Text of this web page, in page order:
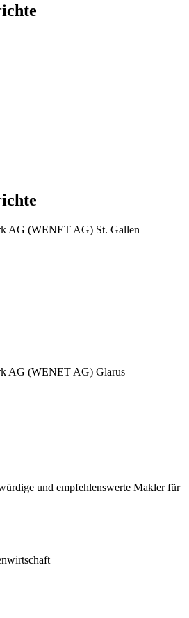
AG (WENET AG) St. Gallen
AG (WENET AG) Glarus
und empfehlenswerte Makler für